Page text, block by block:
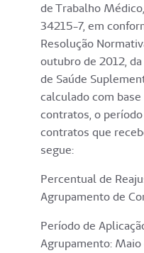
de Trabalho
34215-7, em
Resolução
outubro de 2012,
de Saúde
calculado com
contratos, o
contratos que
segue:
Percentual de
Agrupamento de
Período de
Agrupamento: